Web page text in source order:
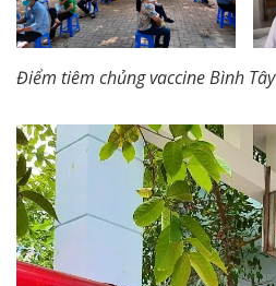
Điểm tiêm chủng vaccine Bình Tây